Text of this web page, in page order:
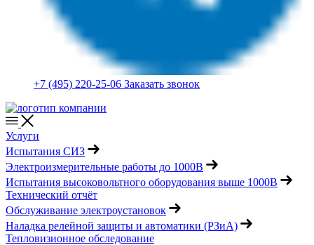
+7 (495) 220-25-06 Заказать звонок
Услуги
Испытания СИЗ
Электроизмерительные работы до 1000В
Испытания высоковольтного оборудования выше 1000В
Технический отчёт
Обслуживание электроустановок
Наладка релейной защиты и автоматики (РЗиА)
Тепловизионное обследование